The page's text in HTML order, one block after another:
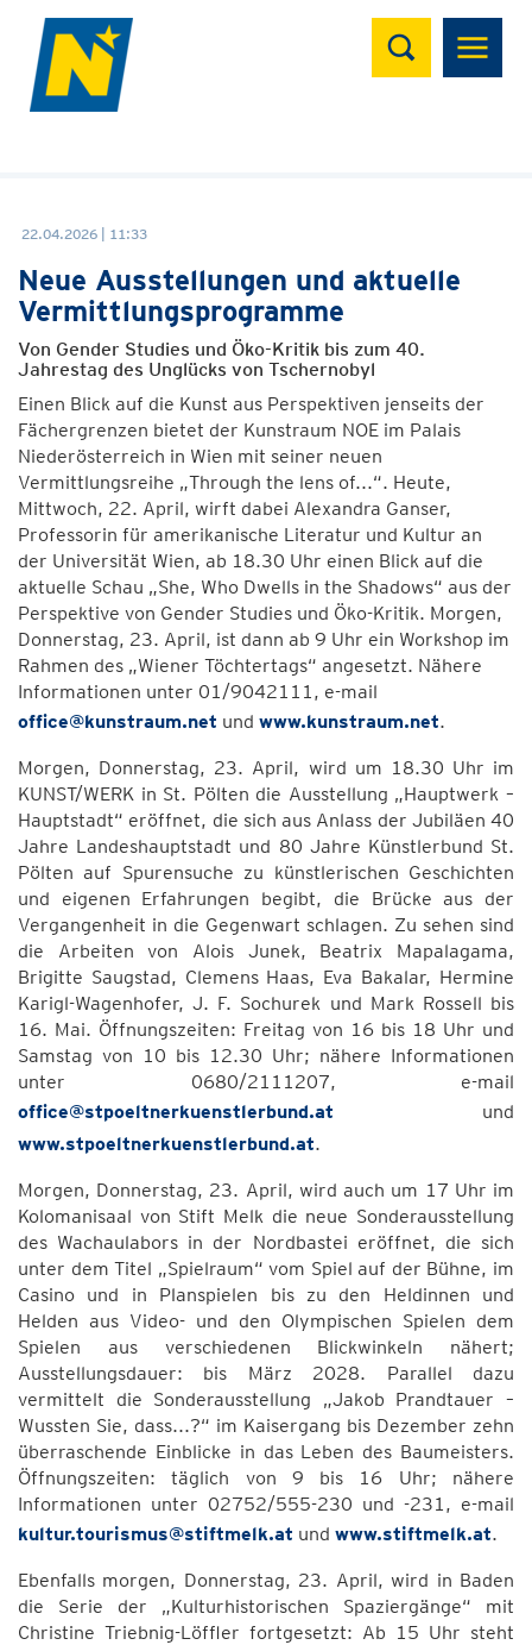
Suchen
22.04.2026 | 11:33
Neue Ausstellungen und aktuelle
Vermittlungsprogramme
Von Gender Studies und Öko-Kritik bis zum 40.
Jahrestag des Unglücks von Tschernobyl
Einen Blick auf die Kunst aus Perspektiven jenseits der
Fächergrenzen bietet der Kunstraum NOE im Palais
Niederösterreich in Wien mit seiner neuen
Vermittlungsreihe „Through the lens of...“. Heute,
Mittwoch, 22. April, wirft dabei Alexandra Ganser,
Professorin für amerikanische Literatur und Kultur an
der Universität Wien, ab 18.30 Uhr einen Blick auf die
aktuelle Schau „She, Who Dwells in the Shadows“ aus der
Perspektive von Gender Studies und Öko-Kritik. Morgen,
Donnerstag, 23. April, ist dann ab 9 Uhr ein Workshop im
Rahmen des „Wiener Töchtertags“ angesetzt. Nähere
Informationen unter 01/9042111, e-mail
office@kunstraum.net und www.kunstraum.net.
Morgen, Donnerstag, 23. April, wird um 18.30 Uhr im
KUNST/WERK in St. Pölten die Ausstellung „Hauptwerk –
Hauptstadt“ eröffnet, die sich aus Anlass der Jubiläen 40
Jahre Landeshauptstadt und 80 Jahre Künstlerbund St.
Pölten auf Spurensuche zu künstlerischen Geschichten
und eigenen Erfahrungen begibt, die Brücke aus der
Vergangenheit in die Gegenwart schlagen. Zu sehen sind
die Arbeiten von Alois Junek, Beatrix Mapalagama,
Brigitte Saugstad, Clemens Haas, Eva Bakalar, Hermine
Karigl-Wagenhofer, J. F. Sochurek und Mark Rossell bis
16. Mai. Öffnungszeiten: Freitag von 16 bis 18 Uhr und
Samstag von 10 bis 12.30 Uhr; nähere Informationen
unter 0680/2111207, e-mail
office@stpoeltnerkuenstlerbund.at und
www.stpoeltnerkuenstlerbund.at.
Morgen, Donnerstag, 23. April, wird auch um 17 Uhr im
Kolomanisaal von Stift Melk die neue Sonderausstellung
des Wachaulabors in der Nordbastei eröffnet, die sich
unter dem Titel „Spielraum“ vom Spiel auf der Bühne, im
Casino und in Planspielen bis zu den Heldinnen und
Helden aus Video- und den Olympischen Spielen dem
Spielen aus verschiedenen Blickwinkeln nähert;
Ausstellungsdauer: bis März 2028. Parallel dazu
vermittelt die Sonderausstellung „Jakob Prandtauer –
Wussten Sie, dass...?“ im Kaisergang bis Dezember zehn
überraschende Einblicke in das Leben des Baumeisters.
Öffnungszeiten: täglich von 9 bis 16 Uhr; nähere
Informationen unter 02752/555-230 und -231, e-mail
kultur.tourismus@stiftmelk.at und www.stiftmelk.at.
Ebenfalls morgen, Donnerstag, 23. April, wird in Baden
die Serie der „Kulturhistorischen Spaziergänge“ mit
Christine Triebnig-Löffler fortgesetzt: Ab 15 Uhr steht